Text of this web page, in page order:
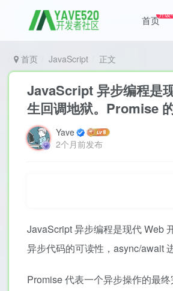
首页升级
首页 JavaScript 正文
JavaScript 异步编程是
生回调地狱。Promise
Yave
2个月前发布
JavaScript 异步编程是现代 Web
异步代码的可读性，async/await
Promise 代表一个异步操作的最